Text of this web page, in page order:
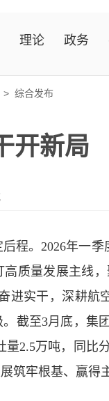
理论 政务
> 综合发布
开新局
后程。2026年一季
质量发展主线，
进实干 ， 深耕航
。截至3月底，集
2.5万吨，同比
筑牢根基、赢得